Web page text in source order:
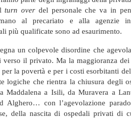
turn over del personale che va in
al precariato e alla agenzie
più qualificate sono ad esaurimento.
un colpevole disordine che
verso il privato. Ma la maggioranza
la povertà e per i costi esorbitanti
logiche che rientra la chiusura degli
Maddalena a Isili, da Muravera a
Alghero… con l’agevolazione
della nascita di ospedali privati di